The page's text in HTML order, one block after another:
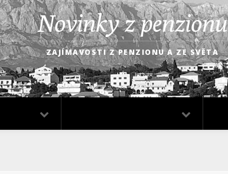
Novinky z penzionu
ZAJÍMAVOSTI Z PENZIONU A ZE SVĚTA